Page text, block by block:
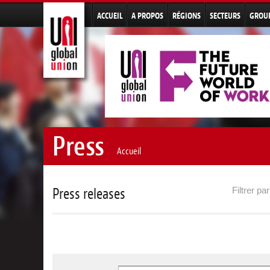
ACCUEIL A PROPOS RÉGIONS SECTEURS
Press Accueil
Press releases Filtrer